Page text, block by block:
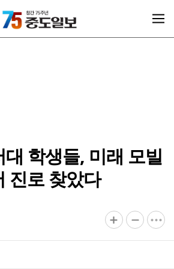
대 학생들, 미래 모빌
진로 찾았다